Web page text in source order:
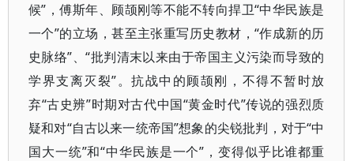
候”，傅斯年、顾颉刚等不能不转向捍卫“中华民族是
一个”的立场，甚至主张重写历史教材，“作成新的历
史脉络”、“批判清末以来由于帝国主义污染而导致的
学界支离灭裂”。抗战中的顾颉刚，不得不暂时放
弃“古史辨”时期对古代中国“黄金时代”传说的强烈质
疑和对“自古以来一统帝国”想象的尖锐批判，对于“中
国大一统”和“中华民族是一个”，变得似乎比谁都重